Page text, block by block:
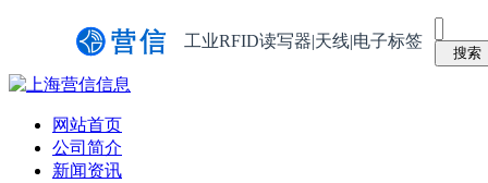
工业RFID读写器|天线|电子标签
网站首页
公司简介
新闻资讯